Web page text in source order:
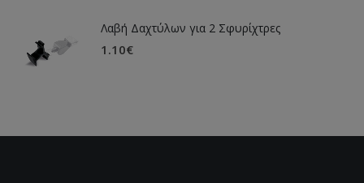
Λαβή Δαχτύλων για 2 Σφυρίχτρες
1.10€